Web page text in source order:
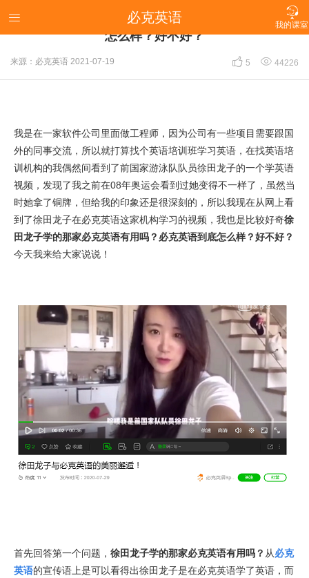

我的课室
 必克英语
​徐田龙子学的那家必克英语有用吗？必克英语到底
怎么样？好不好？
来源：必克英语 2021-07-19  5  44226
我是在一家软件公司里面做工程师，因为公司有一些项目需要跟国
外的同事交流，所以就打算找个英语培训班学习英语，在找英语培
训机构的我偶然间看到了前国家游泳队队员徐田龙子的一个学英语
视频，发现了我之前在08年奥运会看到过她变得不一样了，虽然当
时她拿了铜牌，但给我的印象还是很深刻的，所以我现在从网上看
到了徐田龙子在必克英语这家机构学习的视频，我也是比较好奇徐
田龙子学的那家必克英语有用吗？必克英语到底怎么样？好不好？
今天我来给大家说说！
首先回答第一个问题， 徐田龙子学的那家必克英语有用吗？ 从必克
英语的宣传语上是可以看得出徐田龙子是在必克英语学了英语，而